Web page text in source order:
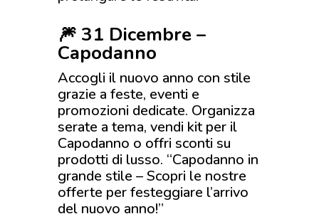
🎆 31 Dicembre –
Capodanno
Accogli il nuovo anno con stile
grazie a feste, eventi e
promozioni dedicate. Organizza
serate a tema, vendi kit per il
Capodanno o offri sconti su
prodotti di lusso. “Capodanno in
grande stile – Scopri le nostre
offerte per festeggiare l’arrivo
del nuovo anno!”